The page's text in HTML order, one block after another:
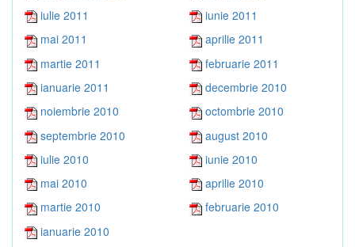
iulie 2011
iunie 2011
mai 2011
aprilie 2011
martie 2011
februarie 2011
ianuarie 2011
decembrie 2010
noiembrie 2010
octombrie 2010
septembrie 2010
august 2010
iulie 2010
iunie 2010
mai 2010
aprilie 2010
martie 2010
februarie 2010
ianuarie 2010